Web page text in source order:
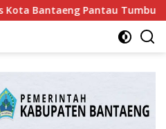
Pantau Tumbuh